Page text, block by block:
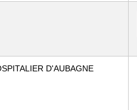
D'AUBAGNE